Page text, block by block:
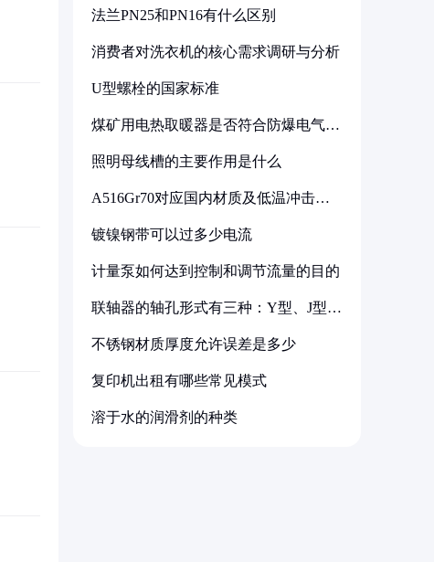
法兰PN25和PN16有什么区别
消费者对洗衣机的核心需求调研与分析
U型螺栓的国家标准
煤矿用电热取暖器是否符合防爆电气设
照明母线槽的主要作用是什么
A516Gr70对应国内材质及低温冲击要
镀镍钢带可以过多少电流
计量泵如何达到控制和调节流量的目的
联轴器的轴孔形式有三种：Y型、J型、
不锈钢材质厚度允许误差是多少
复印机出租有哪些常见模式
溶于水的润滑剂的种类